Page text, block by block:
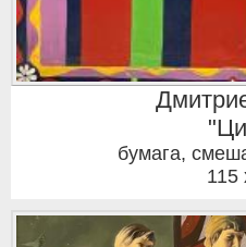
бумага,
115